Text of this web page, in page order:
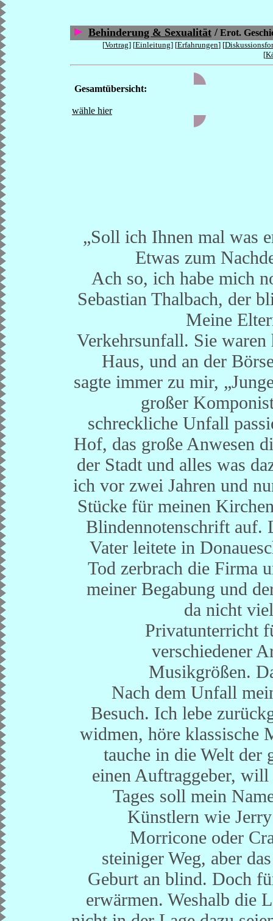
Behinderung & Sexualität / Erot.
[Vortrag] [Einleitung] [Erfahrungen] [
[
Gesamtübersicht:
wähle hier
„Soll ich Ihnen mal was
Etwas zum
Ach so, ich habe mich
Sebastian Thalbach, der
Meine
Verkehrsunfall. Sie
Haus, und an der
sagte immer zu mir,
großer
schreckliche Unfall
Hof, das große Anwesen
der Stadt und alles was
ich vor zwei Jahren und
Stücke für meinen
Blindennotenschrift auf.
Vater leitete in
Tod zerbrach die Firma
meiner Begabung und
da nicht
Privatunterricht
verschiedener
Musikgrößen.
Nach dem Unfall
Besuch. Ich lebe
widmen, höre klassische
tauche in die Welt der
einen Auftraggeber,
Tages soll mein
Künstlern wie
Morricone oder
steiniger Weg, aber
Geburt an blind. Doch
erwärmen. Weshalb die